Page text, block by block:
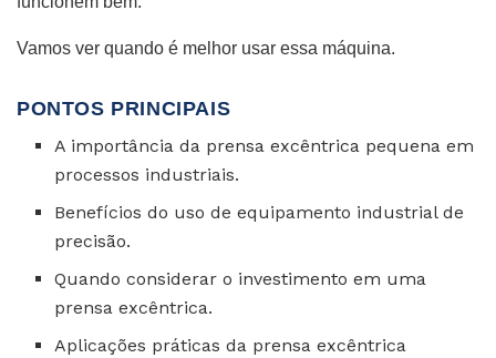
Vamos ver quando é melhor usar essa máquina.
PONTOS PRINCIPAIS
A importância da prensa excêntrica pequena em
processos industriais.
Benefícios do uso de equipamento industrial de
precisão.
Quando considerar o investimento em uma
prensa excêntrica.
Aplicações práticas da prensa excêntrica